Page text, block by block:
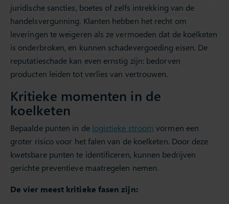
juridische sancties, boetes of zelfs intrekking van de
handelsvergunning. Klanten hebben het recht om
leveringen te weigeren als ze vermoeden dat de koelketen
is onderbroken, en kunnen schadevergoeding eisen. De
reputatieschade kan even ernstig zijn: bedorven
producten leiden tot verlies van vertrouwen.
Kritieke momenten in de
koelketen
Bepaalde punten in de logistieke stroom vormen een
groter risico voor het falen van de koelketen. Door deze
kwetsbare punten te identificeren, kunnen bedrijven
gerichte preventieve maatregelen nemen.
De vier meest kritieke fasen zijn: